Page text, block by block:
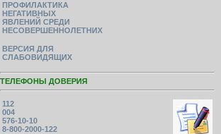
ПРОФИЛАКТИКА
НЕГАТИВНЫХ
ЯВЛЕНИЙ СРЕДИ
НЕСОВЕРШЕННОЛЕТНИХ
ВЕРСИЯ ДЛЯ
СЛАБОВИДЯЩИХ
ТЕЛЕФОНЫ ДОВЕРИЯ
112
004
576-10-10
8-800-2000-122